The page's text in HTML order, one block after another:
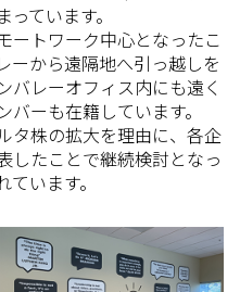
ています。
ートワーク中心となったこ
ーから遠隔地へ引っ越しを
バレーオフィス内にも遠く
ーも在籍しています。
タ株の拡大を理由に、各企
したことで継続検討となっ
います。